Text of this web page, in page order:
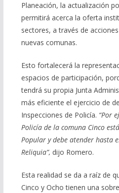
Planeación, la actualización
permitirá acerca la oferta
sectores, a través de
nuevas comunas.
Esto fortalecerá la
espacios de participación,
tendrá su propia Junta
más eficiente el ejercicio de
Inspecciones de Policía. “Por
Policía de la comuna Cinco
Popular y debe atender hasta
Reliquia”, dijo Romero.
Esta realidad se da a raíz de
Cinco y Ocho tienen una